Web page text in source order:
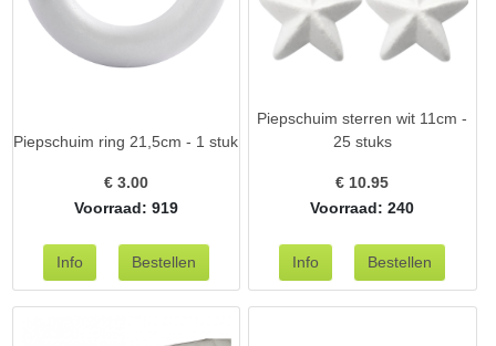
Piepschuim ring 21,5cm - 1 stuk
€ 3.00
Voorraad: 919
Piepschuim sterren wit 11cm -
25 stuks
€ 10.95
Voorraad: 240